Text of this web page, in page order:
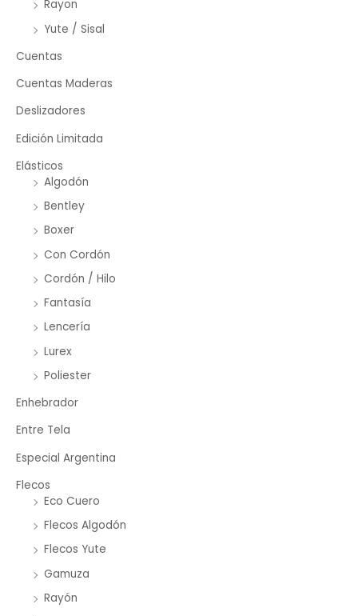
Rayon
Yute / Sisal
Cuentas
Cuentas Maderas
Deslizadores
Edición Limitada
Elásticos
Algodón
Bentley
Boxer
Con Cordón
Cordón / Hilo
Fantasía
Lencería
Lurex
Poliester
Enhebrador
Entre Tela
Especial Argentina
Flecos
Eco Cuero
Flecos Algodón
Flecos Yute
Gamuza
Rayón